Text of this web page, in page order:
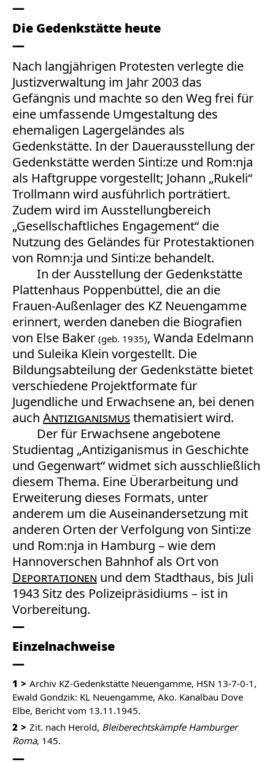
Die Gedenkstätte heute
Nach langjährigen Protesten verlegte die
Justizverwaltung im Jahr 2003 das
Gefängnis und machte so den Weg frei für
eine umfassende Umgestaltung des
ehemaligen Lagergeländes als
Gedenkstätte. In der Dauerausstellung der
Gedenkstätte werden Sinti:ze und Rom:nja
als Haftgruppe vorgestellt; Johann „Rukeli“
Trollmann wird ausführlich porträtiert.
Zudem wird im Ausstellungbereich
„Gesellschaftliches Engagement“ die
Nutzung des Geländes für Protestaktionen
von Romn:ja und Sinti:ze behandelt.
In der Ausstellung der Gedenkstätte
Plattenhaus Poppenbüttel, die an die
Frauen-Außenlager des KZ Neuengamme
erinnert, werden daneben die Biografien
von Else Baker (geb. 1935), Wanda Edelmann
und Suleika Klein vorgestellt. Die
Bildungsabteilung der Gedenkstätte bietet
verschiedene Projektformate für
Jugendliche und Erwachsene an, bei denen
auch Antiziganismusthematisiert wird.
Der für Erwachsene angebotene
Studientag „Antiziganismus in Geschichte
und Gegenwart“ widmet sich ausschließlich
diesem Thema. Eine Überarbeitung und
Erweiterung dieses Formats, unter
anderem um die Auseinandersetzung mit
anderen Orten der Verfolgung von Sinti:ze
und Rom:nja in Hamburg – wie dem
Hannoverschen Bahnhof als Ort von
Deportationen und dem Stadthaus, bis Juli
1943 Sitz des Polizeipräsidiums – ist in
Vorbereitung.
Einzelnachweise
1
Archiv KZ-Gedenkstätte Neuengamme, HSN 13-7-0-1,
Ewald Gondzik: KL Neuengamme, Ako. Kanalbau Dove
Elbe, Bericht vom 13.11.1945.
2
Zit. nach Herold, Bleiberechtskämpfe Hamburger
Roma, 145.